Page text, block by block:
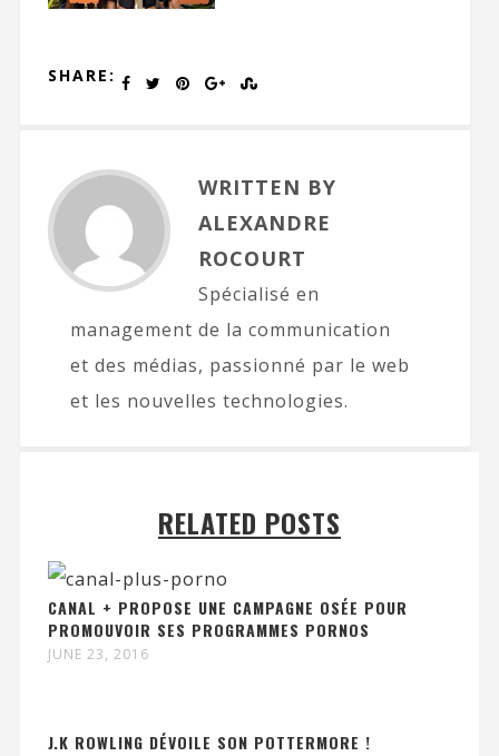
SHARE:
WRITTEN BY
ALEXANDRE
ROCOURT
Spécialisé en
management de la communication
et des médias, passionné par le web
et les nouvelles technologies.
RELATED POSTS
CANAL + PROPOSE UNE CAMPAGNE OSÉE POUR
PROMOUVOIR SES PROGRAMMES PORNOS
JUNE 23, 2016
J.K ROWLING DÉVOILE SON POTTERMORE !